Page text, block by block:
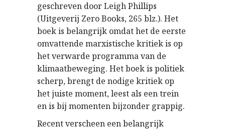
geschreven door Leigh Phillips
(Uitgeverij Zero Books, 265 blz.). Het
boek is belangrijk omdat het de eerste
omvattende marxistische kritiek is op
het verwarde programma van de
klimaatbeweging. Het boek is politiek
scherp, brengt de nodige kritiek op
het juiste moment, leest als een trein
en is bij momenten bijzonder grappig.
Recent verscheen een belangrijk